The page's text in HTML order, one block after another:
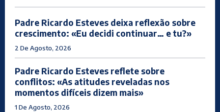
Padre Ricardo Esteves deixa reflexão sobre
crescimento: «Eu decidi continuar… e tu?»
2 De Agosto, 2026
Padre Ricardo Esteves reflete sobre
conflitos: «As atitudes reveladas nos
momentos difíceis dizem mais»
1 De Agosto, 2026